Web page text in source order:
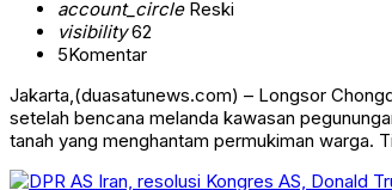
account_circleReski
visibility62
5Komentar
Jakarta,(duasatunews.com) – Longsor
setelah bencana melanda kawasan
tanah yang menghantam permukiman warga.